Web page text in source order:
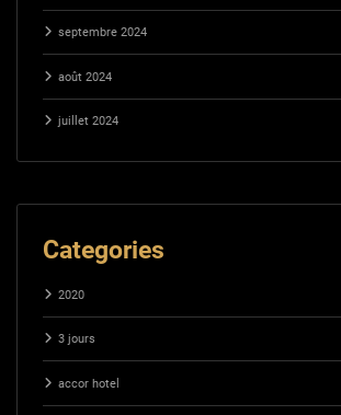
septembre 2024
août 2024
juillet 2024
Categories
2020
3 jours
accor hotel